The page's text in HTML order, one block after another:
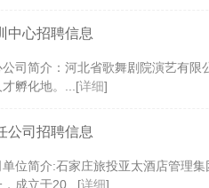
中心招聘信息
司简介：河北省歌舞剧院演艺有
孵化地。...[详细]
公司招聘信息
位简介:石家庄旅投亚太酒店管理
成立于20...[详细]